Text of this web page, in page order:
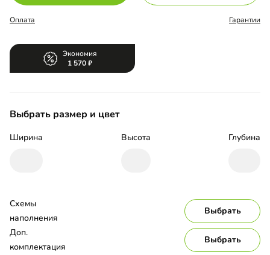
Оплата Гарантии
Экономия
1 570
Выбрать размер и цвет
Ширина Высота Глубина
Схемы
наполнения
Выбрать
Доп.
комплектация
Выбрать